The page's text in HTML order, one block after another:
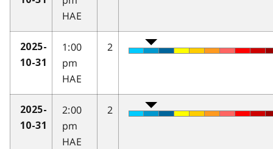
HAE
2025-
10-31
1:00
pm
HAE
2
2025-
10-31
2:00
pm
HAE
2